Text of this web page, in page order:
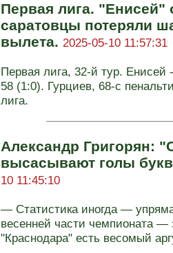
Первая лига.
саратовцы потеряли
вылета. 2025-05-10 11:57:31
Первая лига, 32-й тур.
58 (1:0). Гурциев, 68-с
лига.
Александр Григорян:
высасывают голы
10 11:45:10
— Статистика иногда —
весенней части чемпионата —
"Краснодара" есть весомый